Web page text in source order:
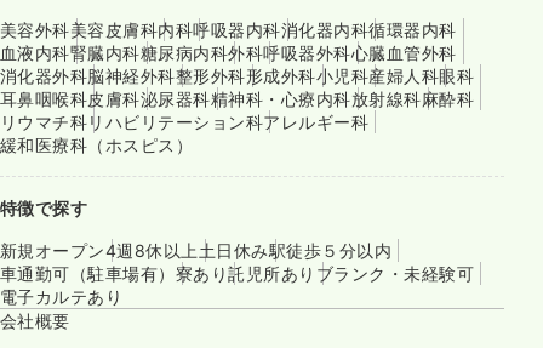
美容外科美容皮膚科内科呼吸器内科消化器内科循環器内科
血液内科腎臓内科糖尿病内科外科呼吸器外科心臓血管外科
消化器外科脳神経外科整形外科形成外科小児科産婦人科眼科
耳鼻咽喉科皮膚科泌尿器科精神科・心療内科放射線科麻酔科
リウマチ科リハビリテーション科アレルギー科
緩和医療科（ホスピス）
特徴で探す
新規オープン4週8休以上 土日休み駅徒歩５分以内
車通勤可（駐車場有） 寮あり託児所あり ブランク・未経験可
電子カルテあり
会社概要